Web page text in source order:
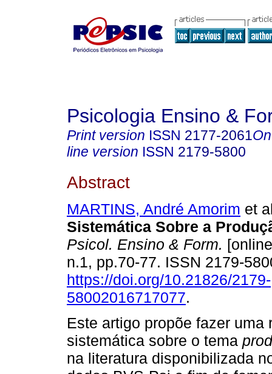
Psicologia Ensino &
Print version ISSN 2177-2061
line version ISSN 2179-5800
Abstract
MARTINS, André Amorim et
Sistemática Sobre a
Psicol. Ensino & Form.
n.1, pp.70-77. ISSN 2179-
https://doi.org/10.21826/2179-
58002016717077.
Este artigo propõe fazer uma
sistemática sobre o tema
na literatura disponibilizada